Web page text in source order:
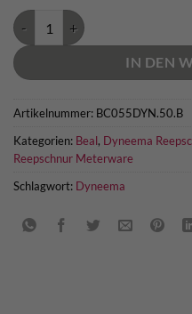
Beal 5,5mm Dyneema
IN DEN
Artikelnummer: BC055DYN.50.B
Kategorien: Beal, Dyneema
Reepschnur Meterware
Schlagwort: Dyneema